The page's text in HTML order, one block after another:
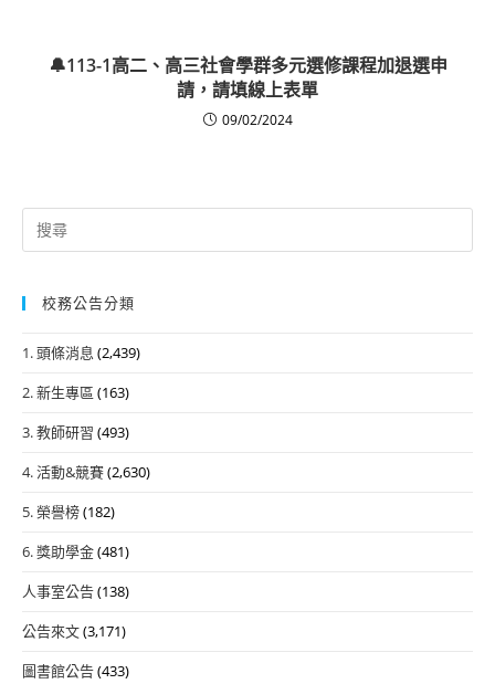
🔔113-1高二、高三社會學群多元選修課程加退選申
請，請填線上表單
09/02/2024
Search
for:
校務公告分類
1. 頭條消息 (2,439)
2. 新生專區 (163)
3. 教師研習 (493)
4. 活動&競賽(2,630)
5. 榮譽榜(182)
6. 獎助學金(481)
人事室公告(138)
公告來文(3,171)
圖書館公告(433)